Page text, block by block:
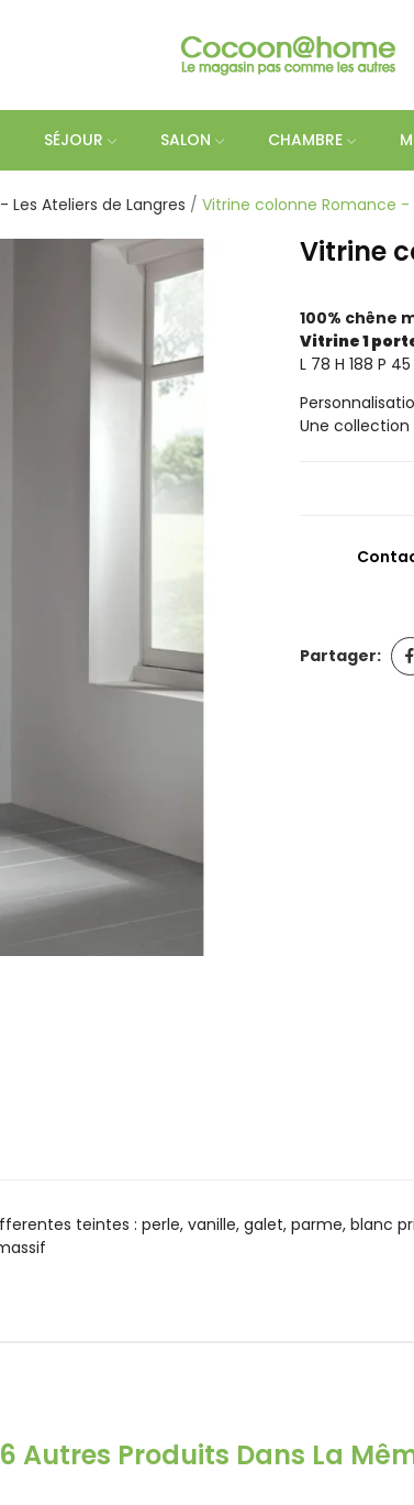
SÉJOUR SALON CHAMBRE
Les Ateliers de Langres Vitrine colonne Romance -
Vitrine
100% chêne
Vitrine 1
L 78 H 188 P 45
Une
Partager:
teintes : perle, vanille, galet, parme,
Autres Produits Dans La